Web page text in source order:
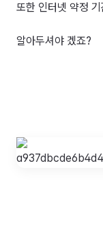
또한 인터넷 약정
알아두셔야 겠죠?